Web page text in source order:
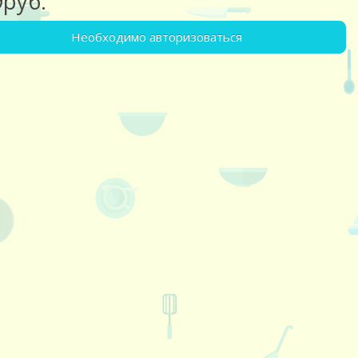
Необходимо авторизоваться